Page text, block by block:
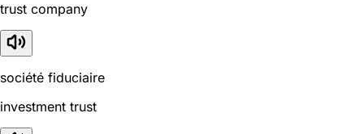
trust company
société fiduciaire
investment trust